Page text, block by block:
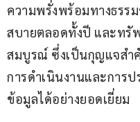
ความพรั่งพร้อมทางธรร
สบายตลอดทั้งปี และทรั
สมบูรณ์ ซึ่งเป็นกุญแจสำ
การดำเนินงานและการ
ข้อมูลได้อย่างยอดเยี่ยม